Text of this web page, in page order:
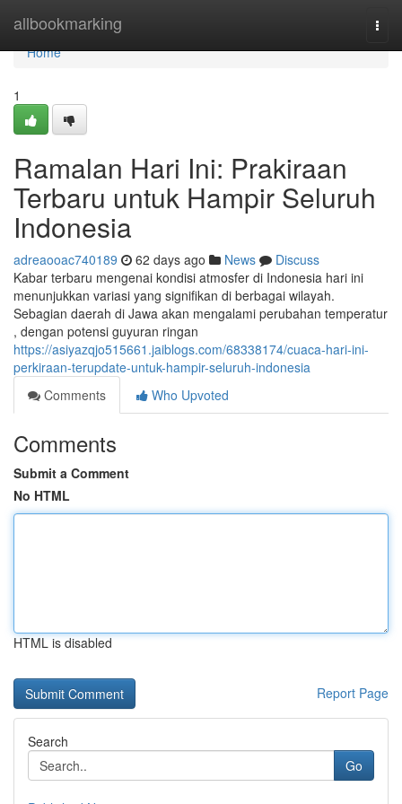
allbookmarking
Home
Home
1
Ramalan Hari Ini: Prakiraan
Terbaru untuk Hampir Seluruh
Indonesia
adreaooac740189 62 days ago News
Discuss
Kabar terbaru mengenai kondisi atmosfer di Indonesia hari ini
menunjukkan variasi yang signifikan di berbagai wilayah.
Sebagian daerah di Jawa akan mengalami perubahan temperatur
, dengan potensi guyuran ringan
https://asiyazqjo515661.jaiblogs.com/68338174/cuaca-hari-ini-
perkiraan-terupdate-untuk-hampir-seluruh-indonesia
Comments
Who Upvoted
Comments
Submit a Comment
No HTML
HTML is disabled
Report Page
Search
Go